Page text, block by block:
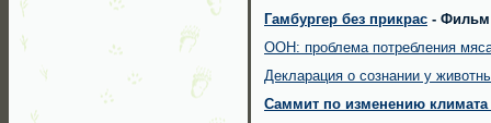
Гамбургер без прикрас -
ООН: проблема потребления
Декларация о сознании у
Саммит по изменению